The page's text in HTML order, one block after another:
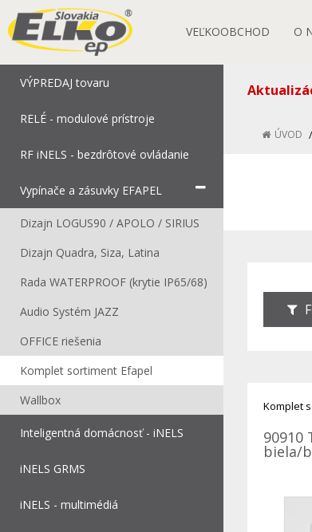
VEĽKOOBCHOD O
VÝPREDAJ tovaru
RELÉ - modulové prístroje
RF iNELS - bezdrôtové ovládanie
Vypínače a zásuvky EFAPEL
Dizajn LOGUS90 / APOLO / SIRIUS
Dizajn Quadra, Siza, Latina
Rada WATERPROOF (krytie IP65/68)
Audio Systém JAZZ
OFFICE riešenia
Komplet sortiment Efapel
Wallbox
Inteligentná domácnosť - iNELS
iNELS GRMS
iNELS - multimédiá
ÚVOD
Komplet
90910
biela/